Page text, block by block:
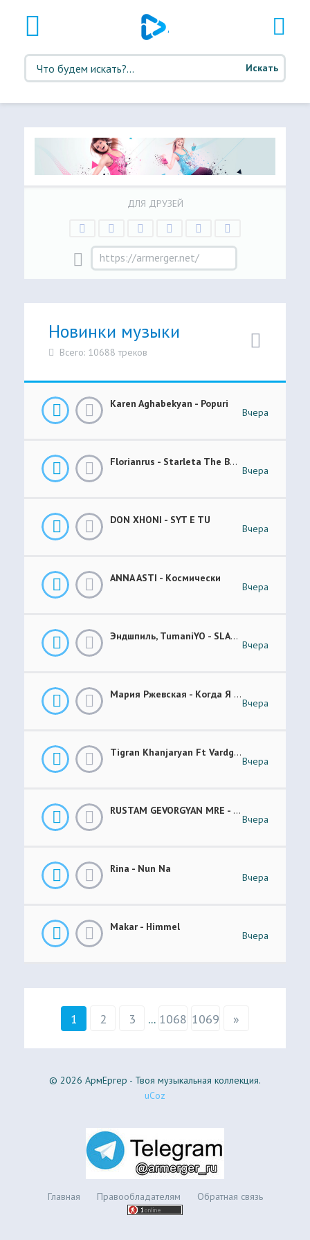
Искать
ДЛЯ ДРУЗЕЙ
Новинки музыки
Всего: 10688 треков
Karen Aghabekyan - Popuri
Вчера
Florianrus - Starleta The Bar Session
Вчера
DON XHONI - SYT E TU
Вчера
ANNA ASTI - Космически
Вчера
Эндшпиль, TumaniYO - SLANG
Вчера
Мария Ржевская - Когда Я Стану Кошкой (Future Garage Remix)
Вчера
Tigran Khanjaryan Ft Vardges - Pap Jan
Вчера
RUSTAM GEVORGYAN MRE - GAR XOROVATC
Вчера
Rina - Nun Na
Вчера
Makar - Himmel
Вчера
1 2 3 ... 1068 1069 »
© 2026 АрмЕргер - Твоя музыкальная коллекция.
uCoz
Главная Правообладателям Обратная связь